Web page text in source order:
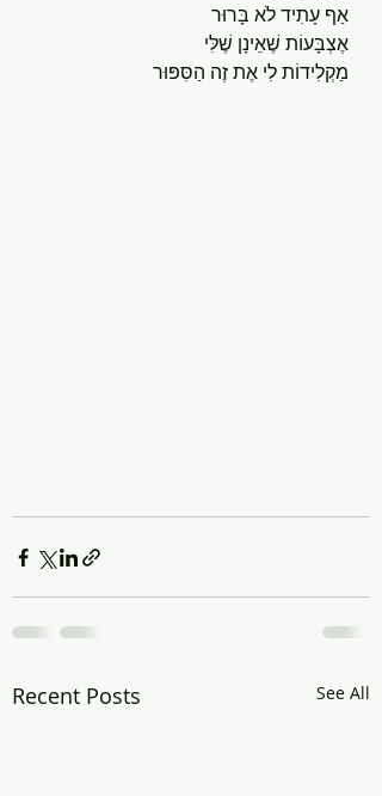
אַף עָתִיד לֹא בָּרוּר
אֶצְבָּעוֹת שֶׁאֵינָן שֶׁלִּי
מַקְלִידוֹת לִי אֶת זֶה הַסִּפּוּר
Recent Posts See All